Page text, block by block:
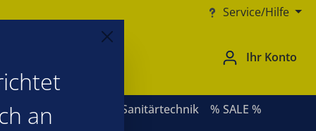
Service/Hilfe
Ihr Konto
Heizsysteme Sanitärtechnik % SALE %
an